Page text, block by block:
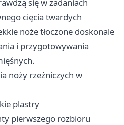
się w zadaniach
cięcia twardych
noże tłoczone doskonale
i przygotowywania
noży rzeźniczych w
plastry
pierwszego rozbioru